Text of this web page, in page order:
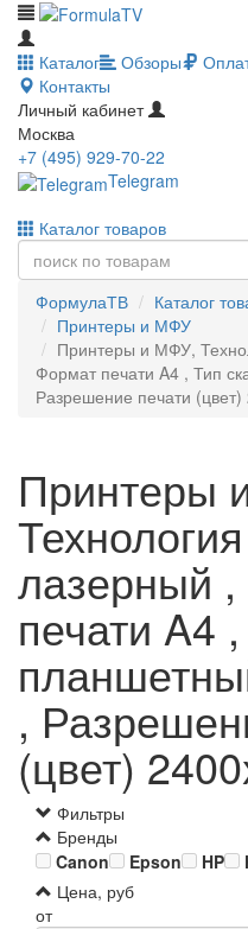
Каталог Обзоры
Контакты
Личный кабинет
Москва
+7 (495) 929-70-22
Telegram
Каталог товаров
ФормулаТВ Каталог
Принтеры и МФУ
Принтеры и МФУ,
Формат печати A4 , Тип
Разрешение печати
Принтеры
лазерный
печати A4
,
(цвет)
Фильтры
Бренды
Canon
Epson HP
Цена, руб
от